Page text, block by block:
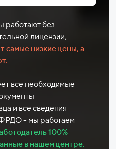
работают без
лицензии,
самые низкие цены, а
все необходимые
и все сведения
- мы работаем
100%
в нашем центре.